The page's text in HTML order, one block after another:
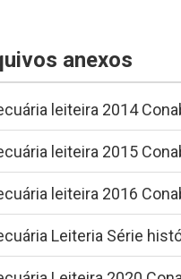
anexos
leiteira 2014
leiteira 2015
leiteira 2016
Leiteria Série